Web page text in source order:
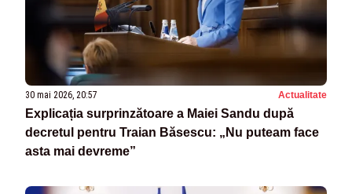
30 mai 2026, 20:57 Actualitate
Explicația surprinzătoare a Maiei Sandu după
decretul pentru Traian Băsescu: „Nu puteam face
asta mai devreme”